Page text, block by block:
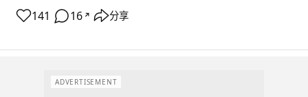
141 16 ↗ 分享
ADVERTISEMENT